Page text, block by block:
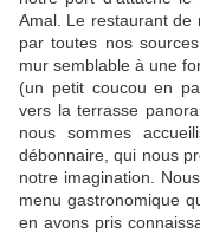
Amal. Le restaurant de
par toutes nos
mur semblable à une
(un petit coucou en
vers la terrasse
nous sommes
débonnaire, qui nous
notre imagination.
menu gastronomique
en avons pris